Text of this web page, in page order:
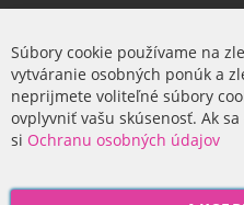
Firma
O nás
P
Súbory cookie používame na
vytváranie osobných ponúk a
neprijmete voliteľné súbory
ovplyvniť vašu skúsenosť. Ak
si Ochranu osobných údajov